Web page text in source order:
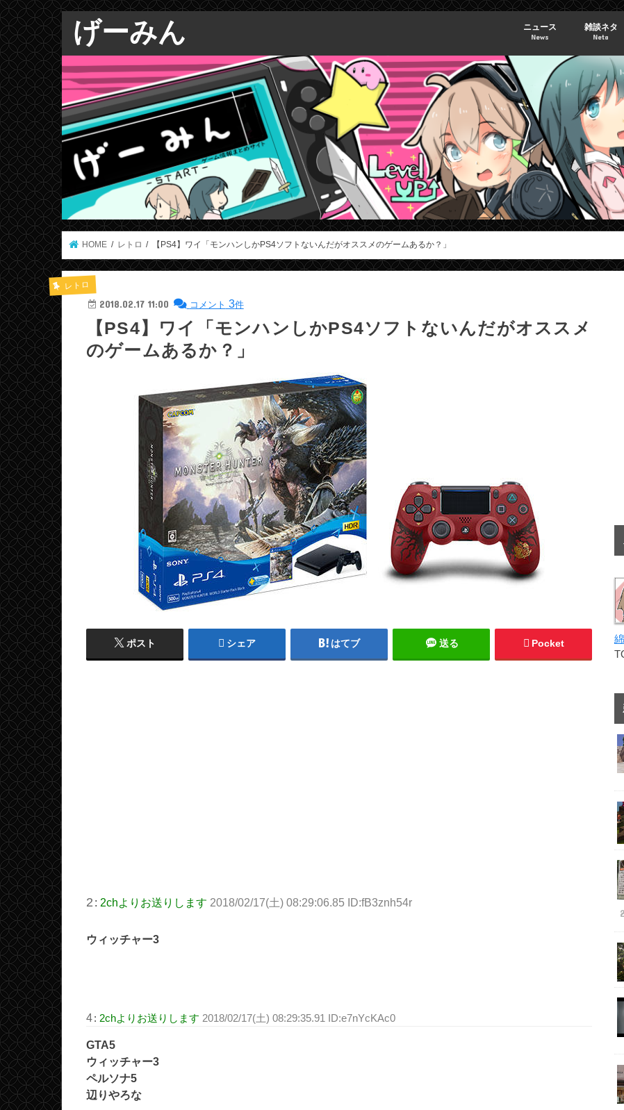
げーみん ニュース
News
雑談ネタ
Neta
HOME レトロ 【PS4】ワイ「モンハンしかPS4ソフトないんだがオススメのゲームあるか？」
レトロ
2018.02.17 11:00 コメント 3件
【PS4】ワイ「モンハンしかPS4ソフトないんだがオススメ
のゲームあるか？」
ポスト シェア はてブ 送る Pocket
2 : 2chよりお送りします 2018/02/17(土) 08:29:06.85 ID:fB3znh54r
ウィッチャー3
4: 2chよりお送りします 2018/02/17(土) 08:29:35.91 ID:e7nYcKAc0
GTA5
ウィッチャー3
ペルソナ5
辺りやろな